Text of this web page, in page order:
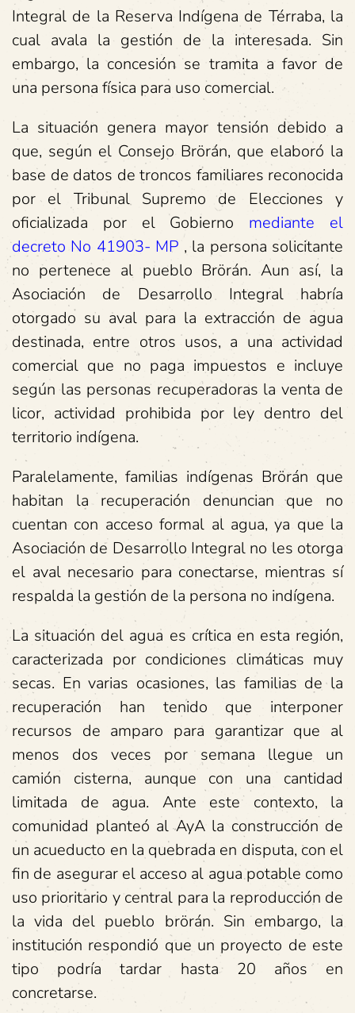
Integral de la Reserva Indígena de Térraba, la
cual avala la gestión de la interesada. Sin
embargo, la concesión se tramita a favor de
una persona física para uso comercial.
La situación genera mayor tensión debido a
que, según el Consejo Brörán, que elaboró la
base de datos de troncos familiares reconocida
por el Tribunal Supremo de Elecciones y
oficializada por el Gobierno mediante el
decreto No 41903- MP , la persona solicitante
no pertenece al pueblo Brörán. Aun así, la
Asociación de Desarrollo Integral habría
otorgado su aval para la extracción de agua
destinada, entre otros usos, a una actividad
comercial que no paga impuestos e incluye
según las personas recuperadoras la venta de
licor, actividad prohibida por ley dentro del
territorio indígena.
Paralelamente, familias indígenas Brörán que
habitan la recuperación denuncian que no
cuentan con acceso formal al agua, ya que la
Asociación de Desarrollo Integral no les otorga
el aval necesario para conectarse, mientras sí
respalda la gestión de la persona no indígena.
La situación del agua es crítica en esta región,
caracterizada por condiciones climáticas muy
secas. En varias ocasiones, las familias de la
recuperación han tenido que interponer
recursos de amparo para garantizar que al
menos dos veces por semana llegue un
camión cisterna, aunque con una cantidad
limitada de agua. Ante este contexto, la
comunidad planteó al AyA la construcción de
un acueducto en la quebrada en disputa, con el
fin de asegurar el acceso al agua potable como
uso prioritario y central para la reproducción de
la vida del pueblo brörán. Sin embargo, la
institución respondió que un proyecto de este
tipo podría tardar hasta 20 años en
concretarse.